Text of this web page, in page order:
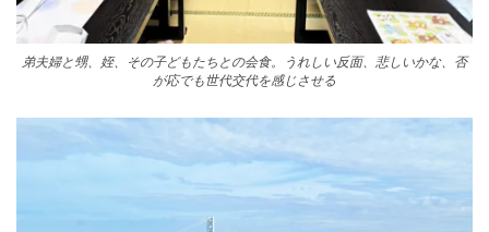
弟夫婦と甥、姪、その子どもたちとの会食。うれしい反面、悲しいかな、否
が応でも世代交代を感じさせる